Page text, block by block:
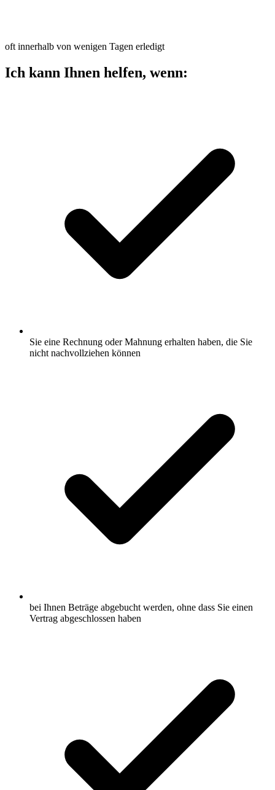
oft innerhalb von wenigen Tagen erledigt
Ich kann Ihnen helfen, wenn:
Sie eine Rechnung oder Mahnung erhalten haben, die Sie
nicht nachvollziehen können
bei Ihnen Beträge abgebucht werden, ohne dass Sie einen
Vertrag abgeschlossen haben